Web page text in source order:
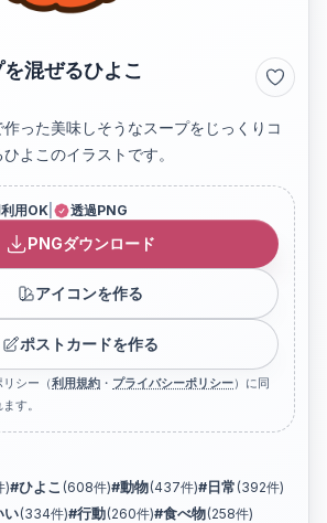
混ぜるひよこ
った美味しそうなスープをじっくりコ
よこのイラストです。
用OK 透過PNG
PNGダウンロード
アイコンを作る
ポストカードを作る
シー（利用規約 ・ プライバシーポリシー）に同
す。
)#ひよこ (608件)#動物(437件)# 日常 (392件)
い(334件)#行動(260件)#食べ物(258件)